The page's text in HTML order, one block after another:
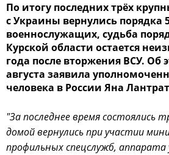
По итогу последних трёх
с Украины вернулись порядка
военнослужащих, судьба
Курской области остается
года после вторжения ВСУ. Об
августа заявила
человека в России Яна
"За последнее время состоялись
домой вернулись при участии
профильных спецслужб, аппарата